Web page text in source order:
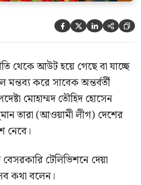
    
থেকে আউট হয়ে গেছে বা যাচ্ছে
করে সাবেক অন্তর্বর্তী
মোহাম্মদ তৌহিদ হোসেন
তারা (আওয়ামী লীগ) দেশের
নেবে।
টেলিভিশনে দেয়া
কথা বলেন।